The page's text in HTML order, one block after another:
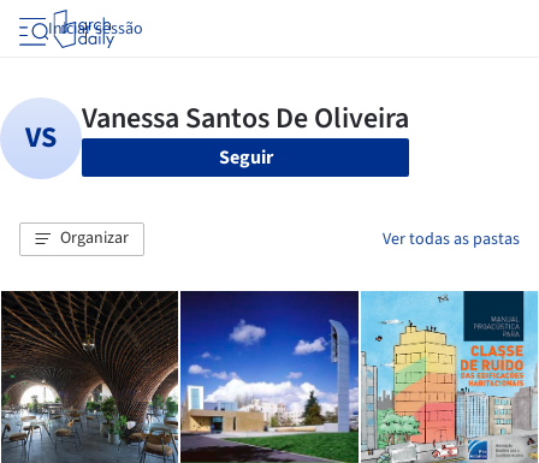
Iniciar sessão
Seguir
Organizar Ver todas as pastas